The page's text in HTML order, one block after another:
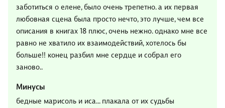
заботиться о елене, было очень трепетно. а их первая
любовная сцена была просто нечто, это лучше, чем все
описания в книгах 18 плюс, очень нежно. однако мне все
равно не хватило их взаимодействий, хотелось бы
больше!! конец разбил мне сердце и собрал его
заново..
Минусы
бедные марисоль и иса… плакала от их судьбы